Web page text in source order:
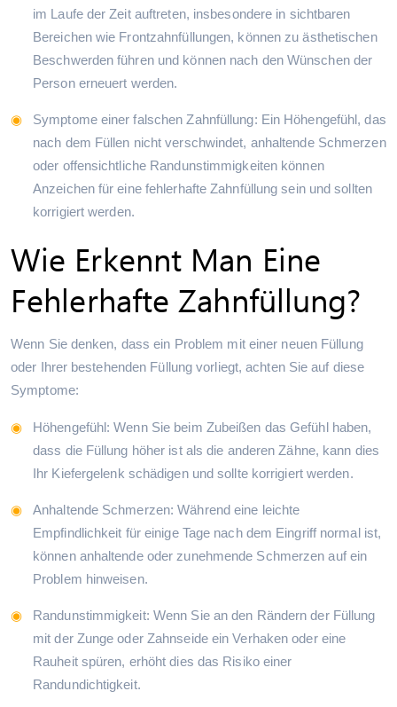
im Laufe der Zeit auftreten, insbesondere in sichtbaren
Bereichen wie Frontzahnfüllungen, können zu ästhetischen
Beschwerden führen und können nach den Wünschen der
Person erneuert werden.
Symptome einer falschen Zahnfüllung: Ein Höhengefühl, das
nach dem Füllen nicht verschwindet, anhaltende Schmerzen
oder offensichtliche Randunstimmigkeiten können
Anzeichen für eine fehlerhafte Zahnfüllung sein und sollten
korrigiert werden.
Wie Erkennt Man Eine
Fehlerhafte Zahnfüllung?
Wenn Sie denken, dass ein Problem mit einer neuen Füllung
oder Ihrer bestehenden Füllung vorliegt, achten Sie auf diese
Symptome:
Höhengefühl: Wenn Sie beim Zubeißen das Gefühl haben,
dass die Füllung höher ist als die anderen Zähne, kann dies
Ihr Kiefergelenk schädigen und sollte korrigiert werden.
Anhaltende Schmerzen: Während eine leichte
Empfindlichkeit für einige Tage nach dem Eingriff normal ist,
können anhaltende oder zunehmende Schmerzen auf ein
Problem hinweisen.
Randunstimmigkeit: Wenn Sie an den Rändern der Füllung
mit der Zunge oder Zahnseide ein Verhaken oder eine
Rauheit spüren, erhöht dies das Risiko einer
Randundichtigkeit.